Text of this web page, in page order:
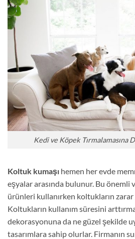
Kedi ve Köpek Tırmalamasına
Koltuk kumaşı hemen her evde
eşyalar arasında bulunur. Bu önemli
ürünleri kullanırken koltukların
Koltukların kullanım süresini
dekorasyonuna da ne güzel şekilde
tasarımlara sahip olurlar. Firmanın